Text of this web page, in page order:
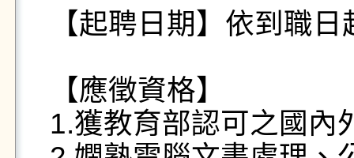
【起聘日期】依到職日
【應徵資格】
1.獲教育部認可之國內